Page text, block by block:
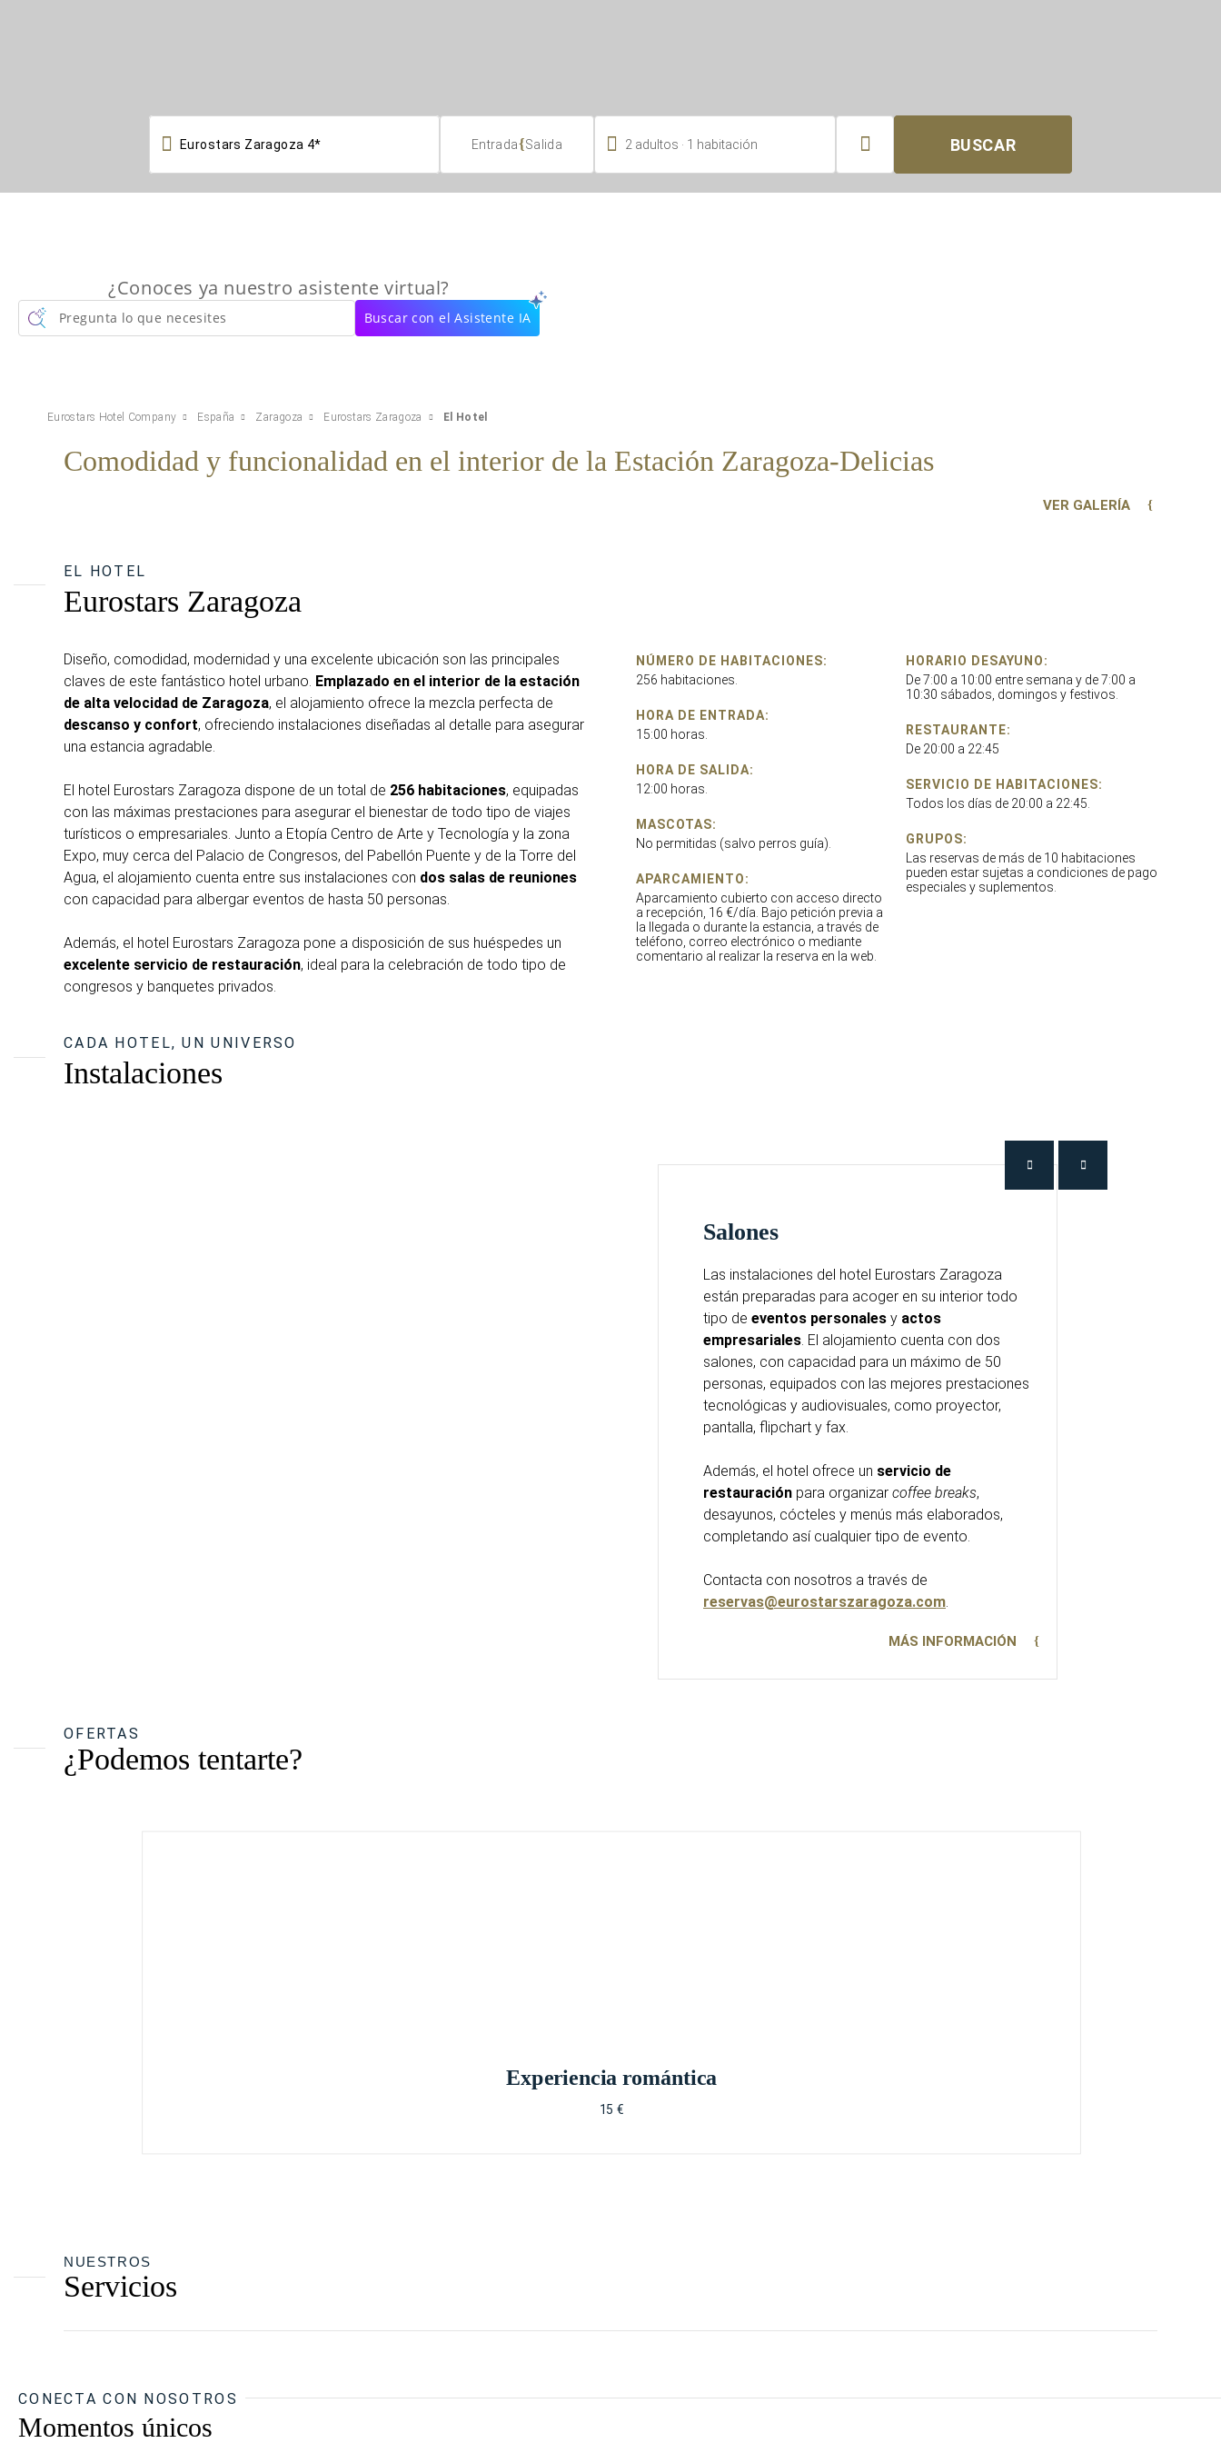
 Entrada{Salida  2 adultos 1 habitación  BUSCAR
¿Conoces ya nuestro asistente virtual?
Pregunta lo que necesites Buscar con el Asistente IA
Eurostars Hotel Company España Zaragoza Eurostars Zaragoza El Hotel
Comodidad y funcionalidad en el interior de la Estación Zaragoza-Delicias
VER GALERÍA
EL HOTEL
Eurostars Zaragoza
Diseño, comodidad, modernidad y una excelente ubicación son las principales
claves de este fantástico hotel urbano. Emplazado en el interior de la estación
de alta velocidad de Zaragoza, el alojamiento ofrece la mezcla perfecta de
descanso y confort, ofreciendo instalaciones diseñadas al detalle para asegurar
una estancia agradable.
El hotel Eurostars Zaragoza dispone de un total de 256 habitaciones, equipadas
con las máximas prestaciones para asegurar el bienestar de todo tipo de viajes
turísticos o empresariales. Junto a Etopía Centro de Arte y Tecnología y la zona
Expo, muy cerca del Palacio de Congresos, del Pabellón Puente y de la Torre del
Agua, el alojamiento cuenta entre sus instalaciones con dos salas de reuniones
con capacidad para albergar eventos de hasta 50 personas.
Además, el hotel Eurostars Zaragoza pone a disposición de sus huéspedes un
excelente servicio de restauración, ideal para la celebración de todo tipo de
congresos y banquetes privados.
NÚMERO DE HABITACIONES:
256 habitaciones.
HORA DE ENTRADA:
15:00 horas.
HORA DE SALIDA:
12:00 horas.
MASCOTAS:
No permitidas (salvo perros guía).
APARCAMIENTO:
Aparcamiento cubierto con acceso directo
a recepción, 16 €/día. Bajo petición previa a
la llegada o durante la estancia, a través de
teléfono, correo electrónico o mediante
comentario al realizar la reserva en la web.
HORARIO DESAYUNO:
De 7:00 a 10:00 entre semana y de 7:00 a
10:30 sábados, domingos y festivos.
RESTAURANTE:
De 20:00 a 22:45
SERVICIO DE HABITACIONES:
Todos los días de 20:00 a 22:45.
GRUPOS:
Las reservas de más de 10 habitaciones
pueden estar sujetas a condiciones de pago
especiales y suplementos.
CADA HOTEL, UN UNIVERSO
Instalaciones
Salones
Las instalaciones del hotel Eurostars Zaragoza
están preparadas para acoger en su interior todo
tipo de eventos personales y actos
empresariales. El alojamiento cuenta con dos
salones, con capacidad para un máximo de 50
personas, equipados con las mejores prestaciones
tecnológicas y audiovisuales, como proyector,
pantalla, flipchart y fax.
Además, el hotel ofrece un servicio de
restauración para organizar coffee breaks,
desayunos, cócteles y menús más elaborados,
completando así cualquier tipo de evento.
Contacta con nosotros a través de
reservas@eurostarszaragoza.com.
MÁS INFORMACIÓN
OFERTAS
¿Podemos tentarte?
Experiencia romántica
15 €
NUESTROS
Servicios
CONECTA CON NOSOTROS
Momentos únicos